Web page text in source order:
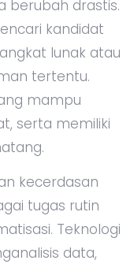
berubah drastis.
kandidat
lunak atau
tertentu.
mampu
serta memiliki
kecerdasan
tugas rutin
Teknologi
data,